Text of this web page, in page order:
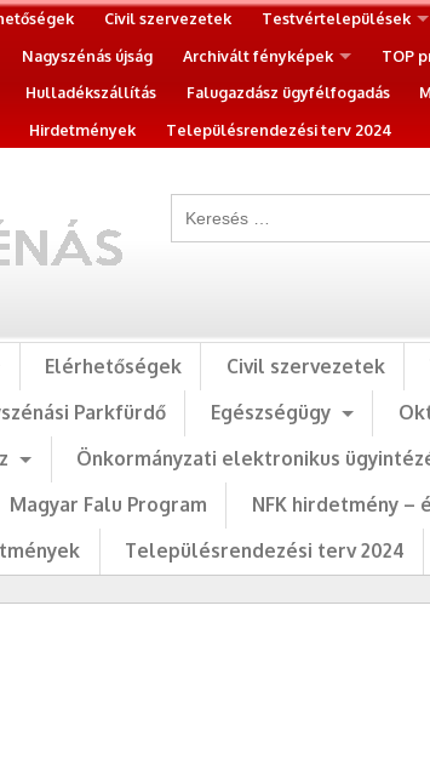
Civil szervezetek Testvértelepülések
Nagyszénás újság Archivált fényképek TOP
Hulladékszállítás Falugazdász ügyfélfogadás
Hirdetmények Településrendezési terv 2024
Elérhetőségek Civil szervezetek
Parkfürdő Egészségügy
Önkormányzati elektronikus
Magyar Falu Program NFK hirdetmény –
Településrendezési terv 2024